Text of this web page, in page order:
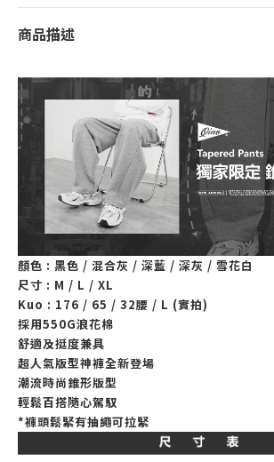
商品描述
顏色 : 黑色 / 混合灰 / 深藍 / 深灰 / 雪花白
尺寸 : M / L / XL
Kuo : 176 / 65 / 32腰 / L (實拍)
採用550G浪花棉
舒適及挺度兼具
超人氣版型神褲全新登場
潮流時尚錐形版型
輕鬆百搭隨心駕馭
*褲頭鬆緊有抽繩可拉緊